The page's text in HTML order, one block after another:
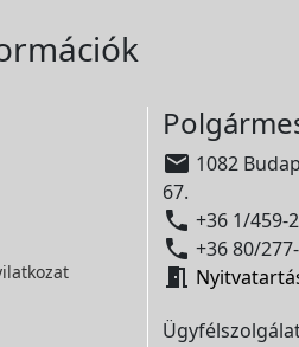
 1082
67.
 +36 1/459-
 +36 80/
